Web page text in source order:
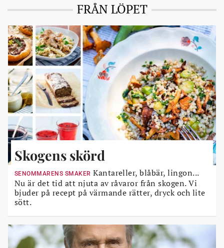
FRÅN LÖPET
Skogens skörd
SENOMMARENS SMAKER Kantareller, blåbär, lingon...
Nu är det tid att njuta av råvaror från skogen. Vi
bjuder på recept på värmande rätter, dryck och lite
sött.